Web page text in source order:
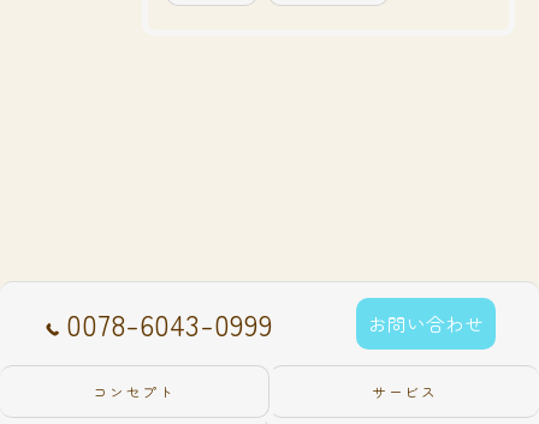
0078-6043-0999 お問い合わせ
コンセプト サービス